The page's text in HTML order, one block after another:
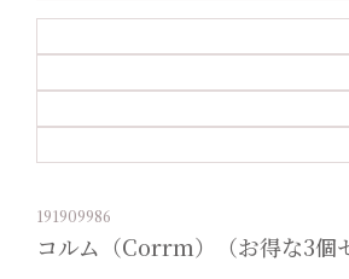
191909986
コルム（Corrm）（お得な3個